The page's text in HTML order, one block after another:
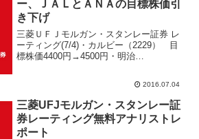
ー、ＪＡＬとＡＮＡの目標株価引
き下げ
三菱ＵＦＪモルガン・スタンレー証券 レ
ーティング(7/4)・カルビー（2229） 目
標株価4400円→4500円・明治
2016.07.04
三菱UFJモルガン・スタンレー証
券レーティング無料アナリストレ
ポート